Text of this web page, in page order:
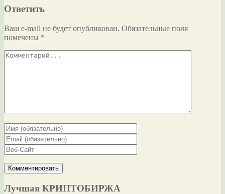
Ответить
Ваш e-mail не будет опубликован. Обязательные поля
помечены *
Лучшая КРИПТОБИРЖА